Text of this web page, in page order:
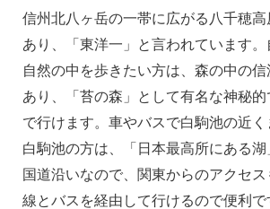
信州北八ヶ岳の一帯に広がる八千穂
あり、「東洋一」と言われています
自然の中を歩きたい方は、森の中の
あり、「苔の森」として有名な神秘
で行けます。車やバスで白駒池の近
白駒池の方は、「日本最高所にある
国道沿いなので、関東からのアクセ
線とバスを経由して行けるので便利